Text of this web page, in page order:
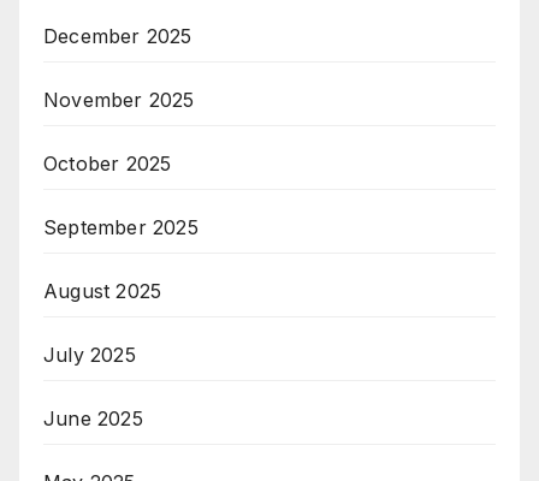
December 2025
November 2025
October 2025
September 2025
August 2025
July 2025
June 2025